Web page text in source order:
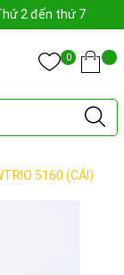
2 đến thứ 7
0
5160 (CÁI)